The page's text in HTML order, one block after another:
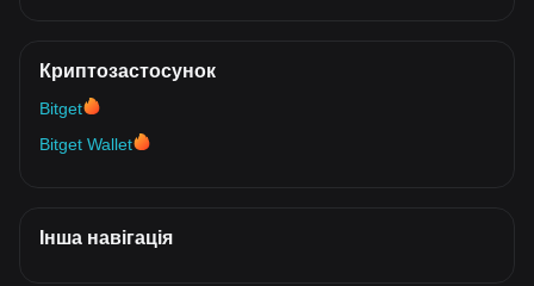
Криптозастосунок
Bitget
Bitget Wallet
Інша навігація